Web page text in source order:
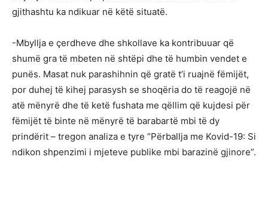
gjithashtu ka ndikuar në këtë situatë.
-Mbyllja e çerdheve dhe shkollave ka kontribuuar që
shumë gra të mbeten në shtëpi dhe të humbin vendet e
punës. Masat nuk parashihnin që gratë t’i ruajnë fëmijët,
por duhej të kihej parasysh se shoqëria do të reagojë në
atë mënyrë dhe të ketë fushata me qëllim që kujdesi për
fëmijët të binte në mënyrë të barabartë mbi të dy
prindërit – tregon analiza e tyre “Përballja me Kovid-19: Si
ndikon shpenzimi i mjeteve publike mbi barazinë gjinore”.